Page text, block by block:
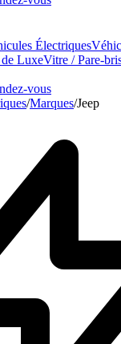
Électriques
LuxeVitre / Pare-
vous
/Marques/Jeep